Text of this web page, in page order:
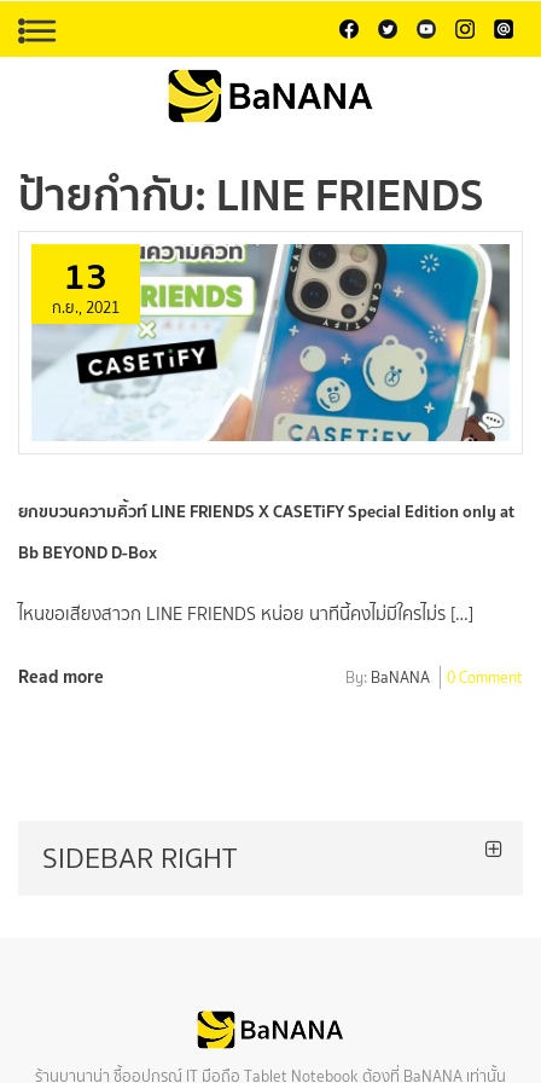
ป้ายกำกับ: LINE FRIENDS
13
ก.ย., 2021
ยกขบวนความคิ้วท์ LINE FRIENDS X CASETiFY Special Edition only at
Bb BEYOND D-Box
ไหนขอเสียงสาวก LINE FRIENDS หน่อย นาทีนี้คงไม่มีใครไม่ร […]
Read more By: BaNANA 0 Comment
SIDEBAR RIGHT
ร้านบานาน่า ซื้ออุปกรณ์ IT มือถือ Tablet Notebook ต้องที่ BaNANA เท่านั้น